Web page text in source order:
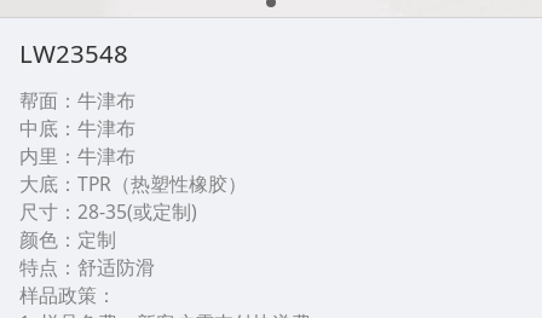
LW23548
帮面：牛津布
中底：牛津布
内里：牛津布
大底：TPR（热塑性橡胶）
尺寸：28-35(或定制)
颜色：定制
特点：舒适防滑
样品政策：